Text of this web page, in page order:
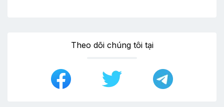
Theo dõi chúng tôi tại